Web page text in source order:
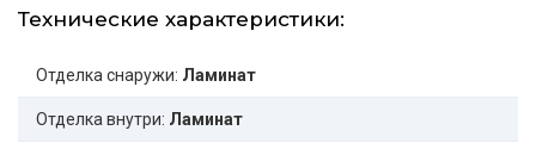
Технические характеристики:
Отделка снаружи: Ламинат
Отделка внутри: Ламинат